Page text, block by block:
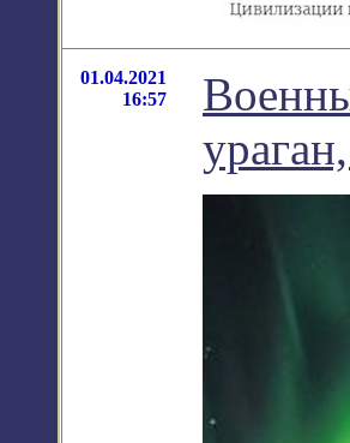
01.04.2021
16:57